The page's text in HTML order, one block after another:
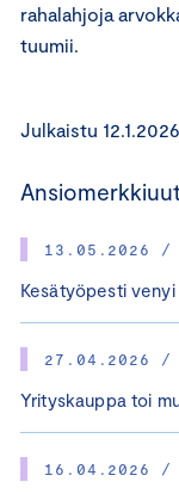
Julkaistu 12.1.2026
13.05.2026 /
Kesätyöpesti
27.04.2026 /
Yrityskauppa toi
16.04.2026 /
rahalahjoja
tuumii.